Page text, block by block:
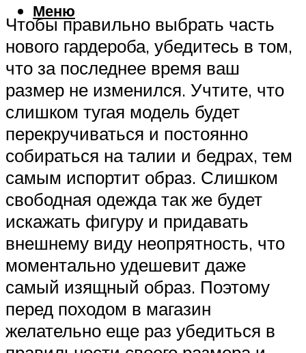
Меню
Чтобы правильно выбрать часть
нового гардероба, убедитесь в том,
что за последнее время ваш
размер не изменился. Учтите, что
слишком тугая модель будет
перекручиваться и постоянно
собираться на талии и бедрах, тем
самым испортит образ. Слишком
свободная одежда так же будет
искажать фигуру и придавать
внешнему виду неопрятность, что
моментально удешевит даже
самый изящный образ. Поэтому
перед походом в магазин
желательно еще раз убедиться в